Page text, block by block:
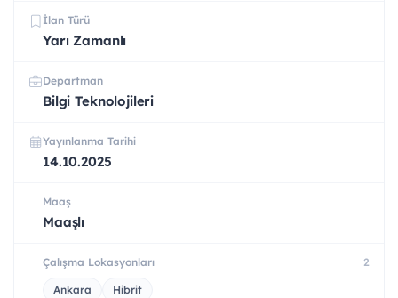
İlan Türü
Yarı Zamanlı
Departman
Bilgi Teknolojileri
Yayınlanma Tarihi
14.10.2025
Maaş
Maaşlı
Çalışma Lokasyonları 2
Ankara Hibrit